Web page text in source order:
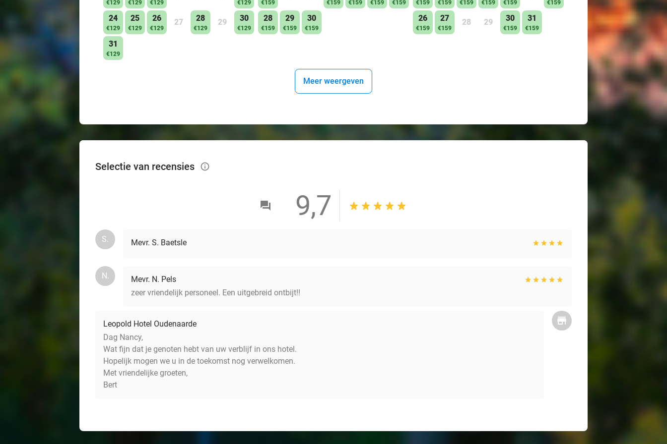
€129 €129 €129 €129
24
€129
25
€129
26
€129
27 28
€129
29 30
€129
31
€129
€159 €159 €159 €159 €159
28
€159
29
€159
30
€159
€159 €159 €159 €159 €159 €159
26
€159
27
€159
28 29 30
€159
31
€159
Meer weergeven
Selectie van recensies info_outlined
9,7
S. Mevr. S. Baetsle
N.
Mevr. N. Pels
zeer vriendelijk personeel. Een uitgebreid ontbijt!!
Leopold Hotel Oudenaarde
Dag Nancy,
Wat fijn dat je genoten hebt van uw verblijf in ons hotel.
Hopelijk mogen we u in de toekomst nog verwelkomen.
Met vriendelijke groeten,
Bert